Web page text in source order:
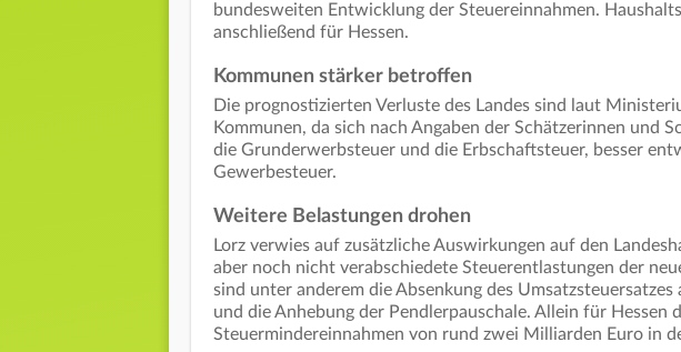
bundesweiten Entwicklung der Steuereinnahmen.
anschließend für Hessen.
Kommunen stärker betroffen
Die prognostizierten Verluste des Landes sind laut
Kommunen, da sich nach Angaben der Schätzerinnen und
die Grunderwerbsteuer und die Erbschaftsteuer, besser
Gewerbesteuer.
Weitere Belastungen drohen
Lorz verwies auf zusätzliche Auswirkungen auf den
aber noch nicht verabschiedete Steuerentlastungen der
sind unter anderem die Absenkung des
und die Anhebung der Pendlerpauschale. Allein für Hessen
Steuermindereinnahmen von rund zwei Milliarden Euro in